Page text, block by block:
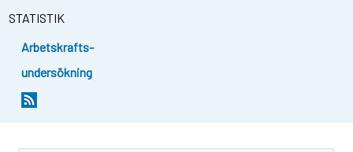
STATISTIK
Arbetskrafts-
undersökning